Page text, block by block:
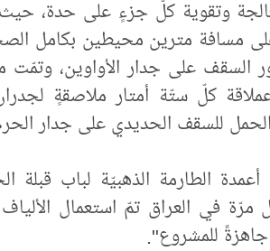
وتقوية كلّ جزءٍ على حدة،
مسافة مترين محيطين بكامل
السقف على جدار الأواوين، وتمّت
كلّ ستّة أمتار ملاصقةٍ
الحمل للسقف الحديدي على جدار
الطارمة الذهبيّة لباب قبلة
مرّة في العراق تمّ استعمال
للمشروع".